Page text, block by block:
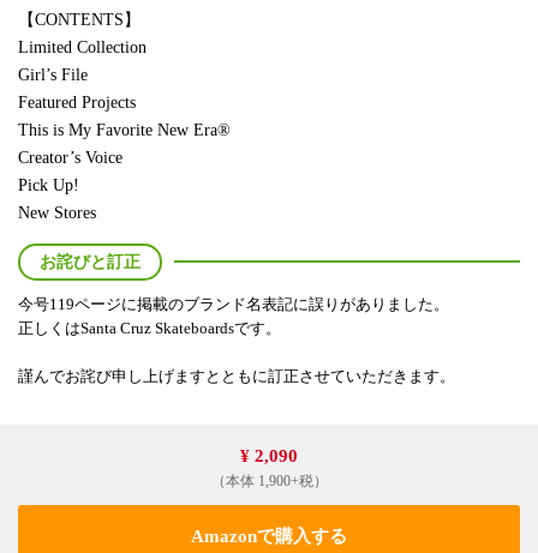
【CONTENTS】
Limited Collection
Girl’s File
Featured Projects
This is My Favorite New Era®︎
Creator’s Voice
Pick Up!
New Stores
お詫びと訂正
今号119ページに掲載のブランド名表記に誤りがありました。
正しくはSanta Cruz Skateboardsです。
謹んでお詫び申し上げますとともに訂正させていただきます。
¥ 2,090
（本体 1,900+税）
Amazonで購入する